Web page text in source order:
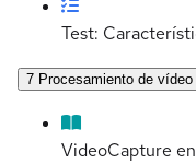
Test:
7 Procesamiento de vídeo
VideoCapture